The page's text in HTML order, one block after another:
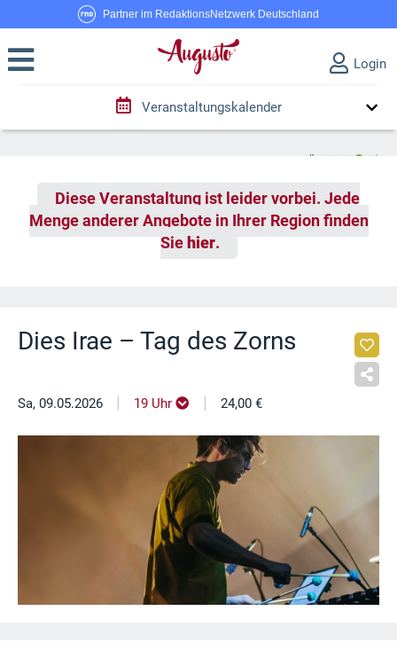
Partner im RedaktionsNetzwerk Deutschland
Login
Veranstaltungskalender
Diese Veranstaltung ist leider vorbei. Jede
Menge anderer Angebote in Ihrer Region finden
Sie hier.
Dies Irae – Tag des Zorns
Sa, 09.05.2026 | 19 Uhr | 24,00 €